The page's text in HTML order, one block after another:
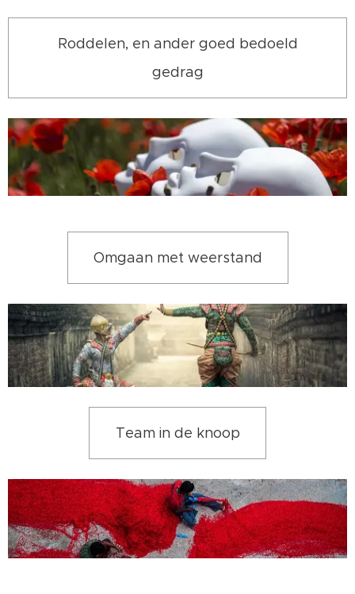
Roddelen, en ander goed bedoeld
gedrag
Omgaan met weerstand
Team in de knoop